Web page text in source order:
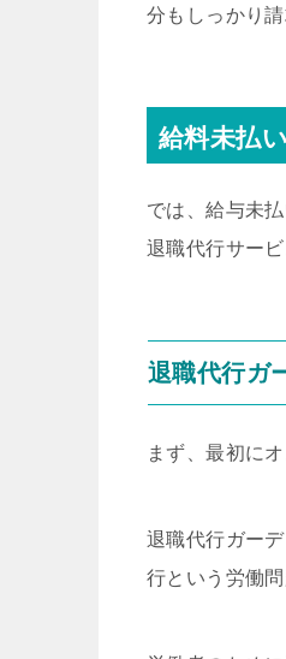
分もしっかり
給料未払
では、給与未
退職代行サー
退職代行ガ
まず、最初に
退職代行ガーデ
行という労働